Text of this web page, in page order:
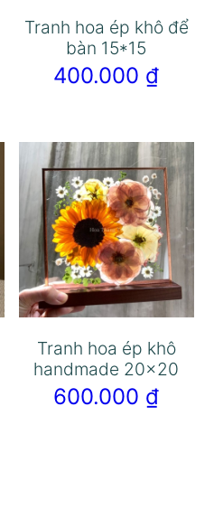
Tranh hoa ép khô để
bàn 15*15
400.000 ₫
Tranh hoa ép khô
handmade 20×20
600.000 ₫